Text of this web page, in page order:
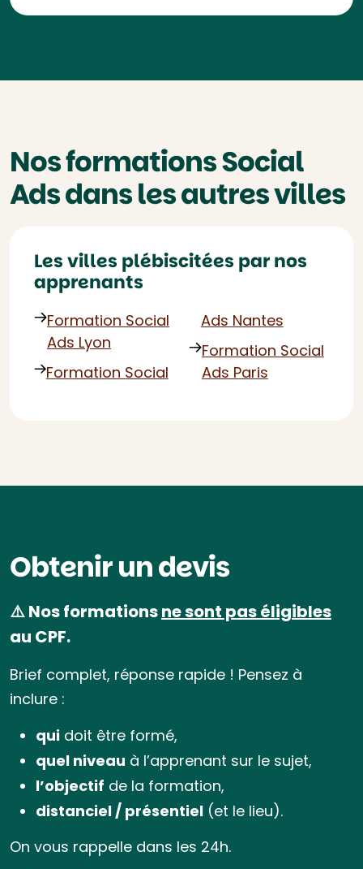
Nos formations Social
Ads dans les autres villes
Les villes plébiscitées par nos
apprenants
Formation Social
Ads Lyon
Formation Social
Ads Nantes
Formation Social
Ads Paris
Obtenir un devis
⚠️ Nos formationsne sont pas éligibles
au CPF.
Brief complet, réponse rapide ! Pensez à
inclure :
qui doit être formé,
quel niveau à l’apprenant sur le sujet,
l’objectif de la formation,
distanciel / présentiel (et le lieu).
On vous rappelle dans les 24h.